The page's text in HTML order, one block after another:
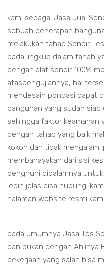
kami sebagai Jasa Jual
sebuah penerapan
melakukan tahap Sondir
pada lingkup dalam tanah
dengan alat sondir 100%
ataspengujiannya, hal
mendesain pondasi dapat
bangunan yang sudah siap
sehingga faktor keamanan
dengan tahap yang baik
kokoh dan tidak
membahayakan dari sisi
penghuni
lebih jelas bisa hubungi
halaman website resmi
pada umumnya Jasa Tes
dan bukan dengan Ahlinya
pekerjaan yang salah bisa